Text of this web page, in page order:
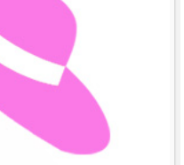
הפראדוקס של מנהלות
ואיך משנים את